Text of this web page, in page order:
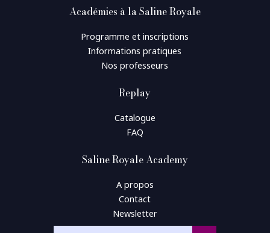
Académies à la Saline Royale
Programme et inscriptions
Informations pratiques
Nos professeurs
Replay
Catalogue
FAQ
Saline Royale Academy
A propos
Contact
Newsletter